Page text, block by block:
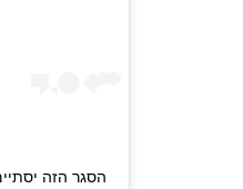
הסגר הזה